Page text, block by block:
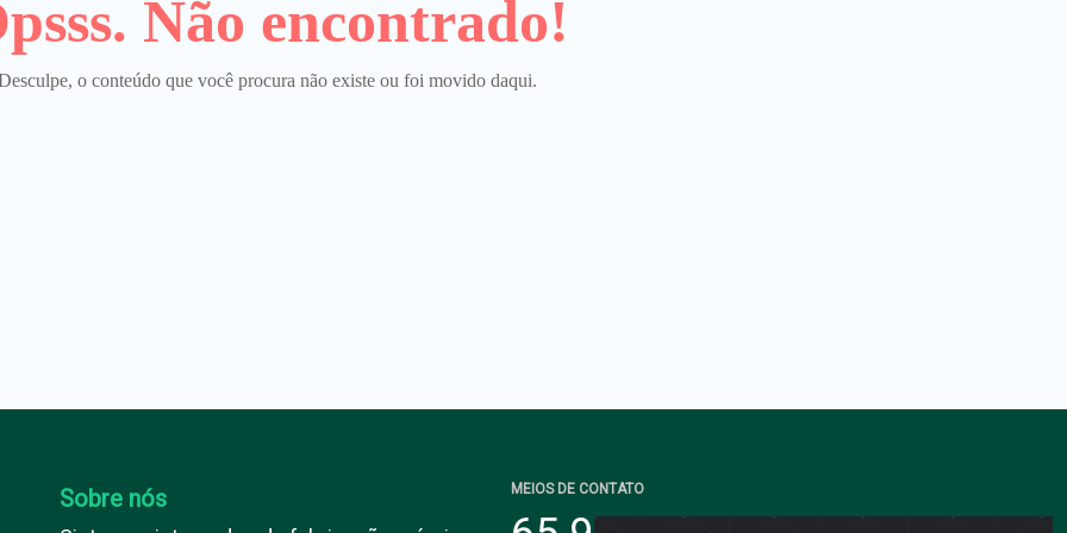
Não encontrado!
o conteúdo que você procura não existe ou foi movido daqui.
Sobre nós MEIOS DE CONTATO